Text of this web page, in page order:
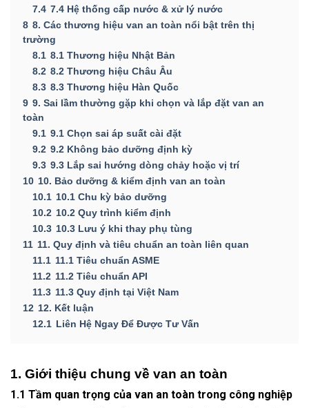
7.4 7.4 Hệ thống cấp nước & xử lý nước
8 8. Các thương hiệu van an toàn nổi bật trên thị
trường
8.1 8.1 Thương hiệu Nhật Bản
8.2 8.2 Thương hiệu Châu Âu
8.3 8.3 Thương hiệu Hàn Quốc
9 9. Sai lầm thường gặp khi chọn và lắp đặt van an
toàn
9.1 9.1 Chọn sai áp suất cài đặt
9.2 9.2 Không bảo dưỡng định kỳ
9.3 9.3 Lắp sai hướng dòng chảy hoặc vị trí
10 10. Bảo dưỡng & kiểm định van an toàn
10.1 10.1 Chu kỳ bảo dưỡng
10.2 10.2 Quy trình kiểm định
10.3 10.3 Lưu ý khi thay phụ tùng
11 11. Quy định và tiêu chuẩn an toàn liên quan
11.1 11.1 Tiêu chuẩn ASME
11.2 11.2 Tiêu chuẩn API
11.3 11.3 Quy định tại Việt Nam
12 12. Kết luận
12.1 Liên Hệ Ngay Để Được Tư Vấn
1. Giới thiệu chung về van an toàn
1.1 Tầm quan trọng của van an toàn trong công nghiệp